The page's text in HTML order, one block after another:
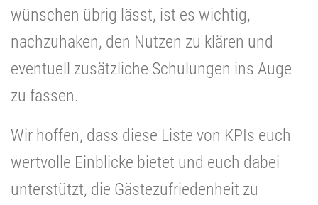
wünschen übrig lässt, ist es wichtig,
nachzuhaken, den Nutzen zu klären und
eventuell zusätzliche Schulungen ins Auge
zu fassen.
Wir hoffen, dass diese Liste von KPIs euch
wertvolle Einblicke bietet und euch dabei
unterstützt, die Gästezufriedenheit zu